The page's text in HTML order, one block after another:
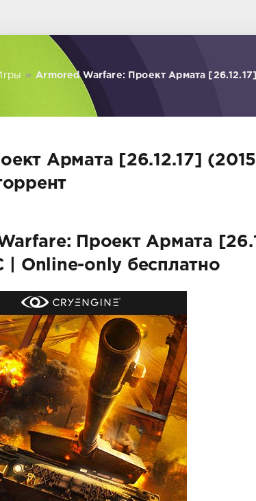
» Armored Warfare: Проект Армата
Армата [26.12.17]
Проект Армата
| Online-only бесплатно